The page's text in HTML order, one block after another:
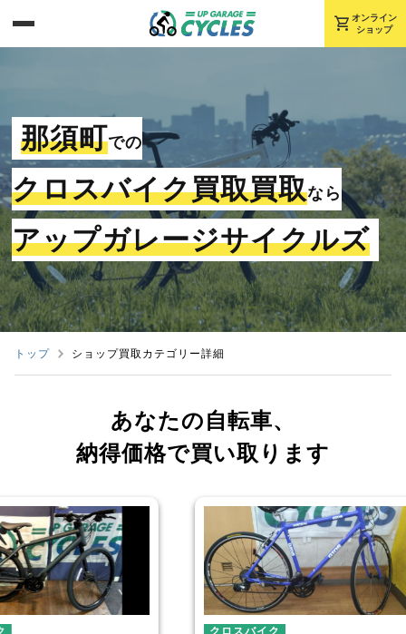
shopping_cart オンライン
ショップ
那須町での
クロスバイク買取買取なら
アップガレージサイクルズ
トップ ショップ買取カテゴリー詳細
あなたの自転車、
納得価格で買い取ります